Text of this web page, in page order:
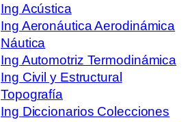
Ing Acústica
Ing Aeronáutica Aerodinámica
Náutica
Ing Automotriz Termodinámica
Ing Civil y Estructural
Topografía
Ing Diccionarios Colecciones